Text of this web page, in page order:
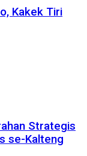
Kakek Tiri
Strategis
se-Kalteng